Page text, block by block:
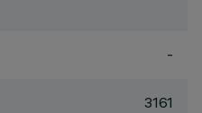
-
3161